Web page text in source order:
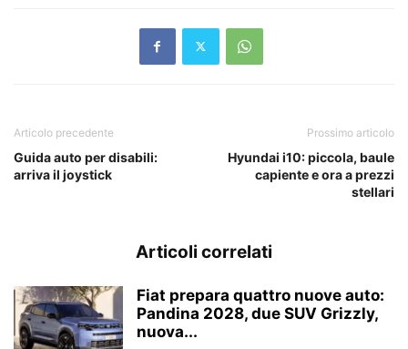
Articolo precedente
Guida auto per disabili:
arriva il joystick
Prossimo articolo
Hyundai i10: piccola, baule
capiente e ora a prezzi
stellari
Articoli correlati
Fiat prepara quattro nuove auto:
Pandina 2028, due SUV Grizzly,
nuova...